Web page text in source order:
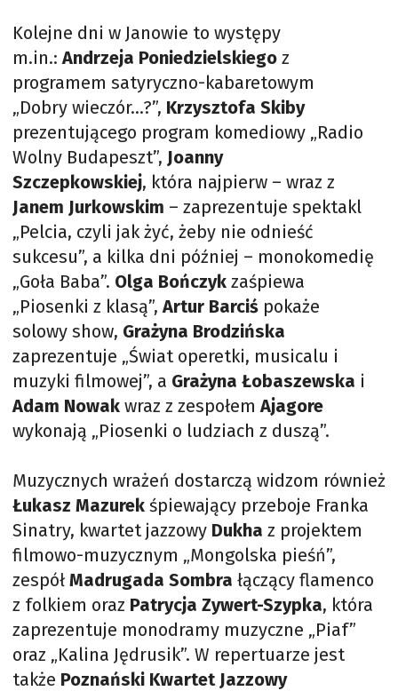
Kolejne dni w Janowie to występy
m.in.:Andrzeja Poniedzielskiego z
programem satyryczno-kabaretowym
„Dobry wieczór…?”, Krzysztofa Skiby
prezentującego program komediowy „Radio
Wolny Budapeszt”, Joanny
Szczepkowskiej, która najpierw – wraz z
Janem Jurkowskim – zaprezentuje spektakl
„Pelcia, czyli jak żyć, żeby nie odnieść
sukcesu”, a kilka dni później – monokomedię
„Goła Baba”. Olga Bończyk zaśpiewa
„Piosenki z klasą”,Artur Barciś pokaże
solowy show, Grażyna Brodzińska
zaprezentuje „Świat operetki, musicalu i
muzyki filmowej”, a Grażyna Łobaszewska i
Adam Nowak wraz z zespołemAjagore
wykonają „Piosenki o ludziach z duszą”.
Muzycznych wrażeń dostarczą widzom również
Łukasz Mazurek śpiewający przeboje Franka
Sinatry, kwartet jazzowy Dukha z projektem
filmowo-muzycznym „Mongolska pieśń”,
zespół Madrugada Sombra łączący flamenco
z folkiem oraz Patrycja Zywert-Szypka, która
zaprezentuje monodramy muzyczne „Piaf”
oraz „Kalina Jędrusik”. W repertuarze jest
także Poznański Kwartet Jazzowy